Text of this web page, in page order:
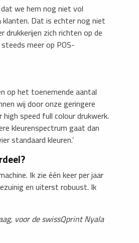
we hem nog niet vol
klanten. Dat is echter nog niet
zich richten op de
meer op POS-
op het toenemende aantal
wij door onze geringere
speed full colour drukwerk.
kleurenspectrum gaat dan
standaard kleuren.’
Ik zie één keer per jaar
en uiterst robuust. Ik
voor de swissQprint Nyala